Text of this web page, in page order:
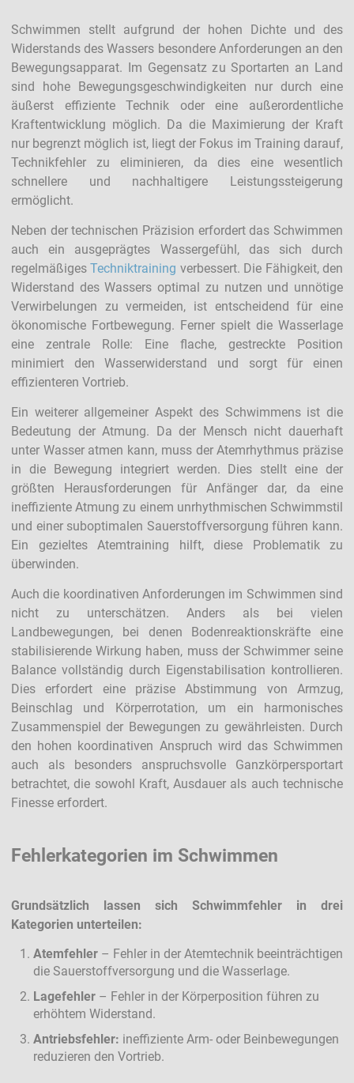
Schwimmen stellt aufgrund der hohen Dichte und des
Widerstands des Wassers besondere Anforderungen an den
Bewegungsapparat. Im Gegensatz zu Sportarten an Land
sind hohe Bewegungsgeschwindigkeiten nur durch eine
äußerst effiziente Technik oder eine außerordentliche
Kraftentwicklung möglich. Da die Maximierung der Kraft
nur begrenzt möglich ist, liegt der Fokus im Training darauf,
Technikfehler zu eliminieren, da dies eine wesentlich
schnellere und nachhaltigere Leistungssteigerung
ermöglicht.
Neben der technischen Präzision erfordert das Schwimmen
auch ein ausgeprägtes Wassergefühl, das sich durch
regelmäßigesTechniktraining verbessert. Die Fähigkeit, den
Widerstand des Wassers optimal zu nutzen und unnötige
Verwirbelungen zu vermeiden, ist entscheidend für eine
ökonomische Fortbewegung. Ferner spielt die Wasserlage
eine zentrale Rolle: Eine flache, gestreckte Position
minimiert den Wasserwiderstand und sorgt für einen
effizienteren Vortrieb.
Ein weiterer allgemeiner Aspekt des Schwimmens ist die
Bedeutung der Atmung. Da der Mensch nicht dauerhaft
unter Wasser atmen kann, muss der Atemrhythmus präzise
in die Bewegung integriert werden. Dies stellt eine der
größten Herausforderungen für Anfänger dar, da eine
ineffiziente Atmung zu einem unrhythmischen Schwimmstil
und einer suboptimalen Sauerstoffversorgung führen kann.
Ein gezieltes Atemtraining hilft, diese Problematik zu
überwinden.
Auch die koordinativen Anforderungen im Schwimmen sind
nicht zu unterschätzen. Anders als bei vielen
Landbewegungen, bei denen Bodenreaktionskräfte eine
stabilisierende Wirkung haben, muss der Schwimmer seine
Balance vollständig durch Eigenstabilisation kontrollieren.
Dies erfordert eine präzise Abstimmung von Armzug,
Beinschlag und Körperrotation, um ein harmonisches
Zusammenspiel der Bewegungen zu gewährleisten. Durch
den hohen koordinativen Anspruch wird das Schwimmen
auch als besonders anspruchsvolle Ganzkörpersportart
betrachtet, die sowohl Kraft, Ausdauer als auch technische
Finesse erfordert.
Fehlerkategorien im Schwimmen
Grundsätzlich lassen sich Schwimmfehler in drei
Kategorien unterteilen:
Atemfehler – Fehler in der Atemtechnik beeinträchtigen
die Sauerstoffversorgung und die Wasserlage.
Lagefehler – Fehler in der Körperposition führen zu
erhöhtem Widerstand.
Antriebsfehler: ineffiziente Arm- oder Beinbewegungen
reduzieren den Vortrieb.